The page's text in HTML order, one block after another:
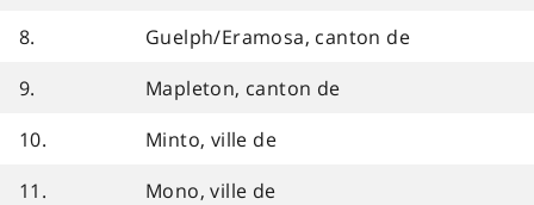
8.
Guelph/Eramosa, canton de
9.
Mapleton, canton de
10.
Minto, ville de
11.
Mono, ville de